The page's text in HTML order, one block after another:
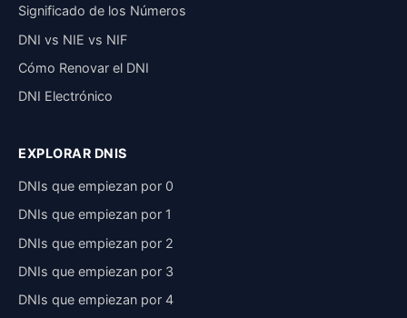
Significado de los Números
DNI vs NIE vs NIF
Cómo Renovar el DNI
DNI Electrónico
EXPLORAR DNIS
DNIs que empiezan por 0
DNIs que empiezan por 1
DNIs que empiezan por 2
DNIs que empiezan por 3
DNIs que empiezan por 4